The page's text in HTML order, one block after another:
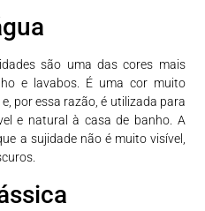
são uma das cores mais
e lavabos. É uma cor muito
por essa razão, é utilizada para
e natural à casa de banho. A
a sujidade não é muito visível,